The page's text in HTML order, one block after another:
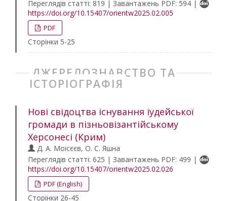
Переглядів статті: 819 | Завантажень PDF: 594 |
https://doi.org/10.15407/orientw2025.02.005
PDF
Сторінки 5-25
ДЖЕРЕЛОЗНАВСТВО ТА
ІСТОРІОГРАФІЯ
Нові свідоцтва існування іудейської
громади в пізньовізантійському
Херсонесі (Крим)
Д. А. Моісєєв, О. С. Яшна
Переглядів статті: 625 | Завантажень PDF: 499 |
https://doi.org/10.15407/orientw2025.02.026
PDF (English)
Сторінки 26-45